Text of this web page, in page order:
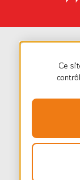
Mentions
Ce